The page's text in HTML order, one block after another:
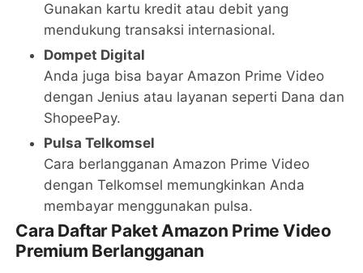
Gunakan kartu kredit atau debit yang
mendukung transaksi internasional.
Dompet Digital
Anda juga bisa bayar Amazon Prime Video
dengan Jenius atau layanan seperti Dana dan
ShopeePay.
Pulsa Telkomsel
Cara berlangganan Amazon Prime Video
dengan Telkomsel memungkinkan Anda
membayar menggunakan pulsa.
Cara Daftar Paket Amazon Prime Video
Premium Berlangganan